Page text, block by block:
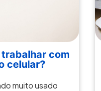
com
celular?
muito usado